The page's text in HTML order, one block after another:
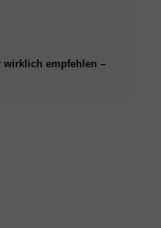
wirklich empfehlen –